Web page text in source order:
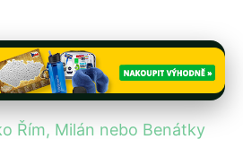
Řím, Milán nebo Benátky